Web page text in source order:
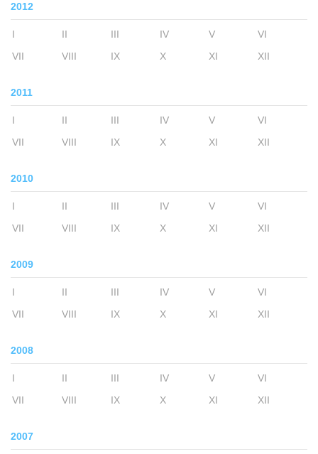
2012
I II III IV V
VI
VII
VIII IX X XI XII
2011
I II III IV V
VI
VII
VIII IX X XI XII
2010
I II III IV V
VI
VII
VIII IX X XI XII
2009
I II III IV V
VI
VII
VIII IX X XI XII
2008
I II III IV V
VI
VII
VIII IX X XI XII
2007